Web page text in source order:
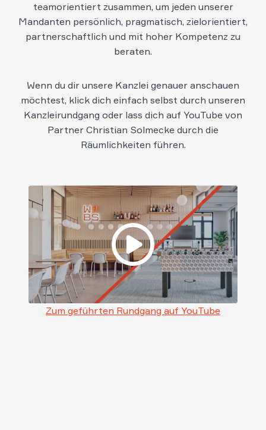
teamorientiert zusammen, um jeden unserer
Mandanten persönlich, pragmatisch, zielorientiert,
partnerschaftlich und mit hoher Kompetenz zu
beraten.
Wenn du dir unsere Kanzlei genauer anschauen
möchtest, klick dich einfach selbst durch unseren
Kanzleirundgang oder lass dich auf YouTube von
Partner Christian Solmecke durch die
Räumlichkeiten führen.
Zum geführten Rundgang auf YouTube